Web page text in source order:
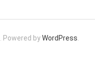
. Powered byWordPress.